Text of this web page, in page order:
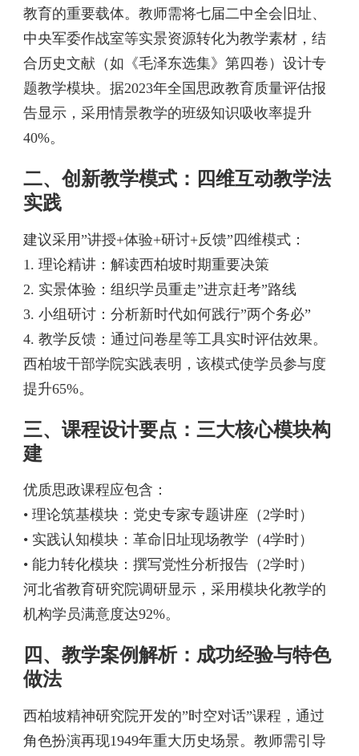
教育的重要载体。教师需将七届二中全会旧址、
中央军委作战室等实景资源转化为教学素材，结
合历史文献（如《毛泽东选集》第四卷）设计专
题教学模块。据2023年全国思政教育质量评估报
告显示，采用情景教学的班级知识吸收率提升
40%。
二、创新教学模式：四维互动教学法
实践
建议采用”讲授+体验+研讨+反馈”四维模式：
1. 理论精讲：解读西柏坡时期重要决策
2. 实景体验：组织学员重走”进京赶考”路线
3. 小组研讨：分析新时代如何践行”两个务必”
4. 教学反馈：通过问卷星等工具实时评估效果。
西柏坡干部学院实践表明，该模式使学员参与度
提升65%。
三、课程设计要点：三大核心模块构
建
优质思政课程应包含：
• 理论筑基模块：党史专家专题讲座（2学时）
• 实践认知模块：革命旧址现场教学（4学时）
• 能力转化模块：撰写党性分析报告（2学时）
河北省教育研究院调研显示，采用模块化教学的
机构学员满意度达92%。
四、教学案例解析：成功经验与特色
做法
西柏坡精神研究院开发的”时空对话”课程，通过
角色扮演再现1949年重大历史场景。教师需引导